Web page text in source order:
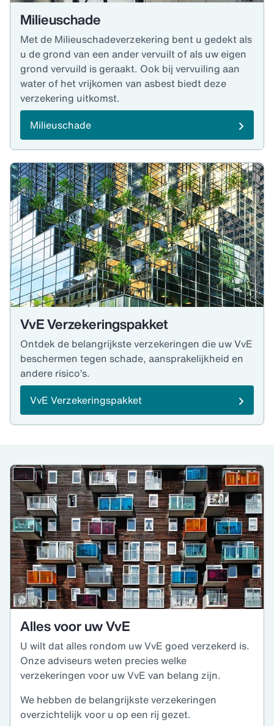
Milieuschade
Met de Milieuschadeverzekering bent u gedekt als
u de grond van een ander vervuilt of als uw eigen
grond vervuild is geraakt. Ook bij vervuiling aan
water of het vrijkomen van asbest biedt deze
verzekering uitkomst.
Milieuschade
VvE Verzekeringspakket
Ontdek de belangrijkste verzekeringen die uw VvE
beschermen tegen schade, aansprakelijkheid en
andere risico’s.
VvE Verzekeringspakket
Alles voor uw VvE
U wilt dat alles rondom uw VvE goed verzekerd is.
Onze adviseurs weten precies welke
verzekeringen voor uw VvE van belang zijn.
We hebben de belangrijkste verzekeringen
overzichtelijk voor u op een rij gezet.